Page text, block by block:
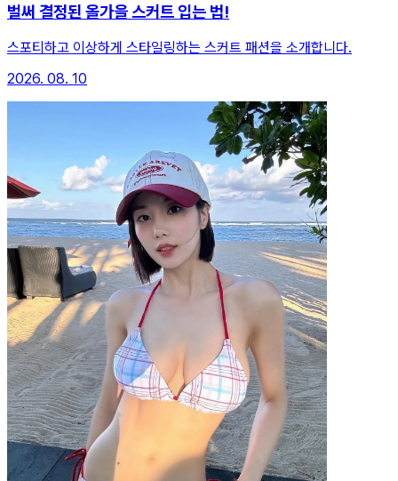
벌써 결정된 올가을 스커트 입는 법!
스포티하고 이상하게 스타일링하는 스커트 패션을 소개합니다.
2026. 08. 10